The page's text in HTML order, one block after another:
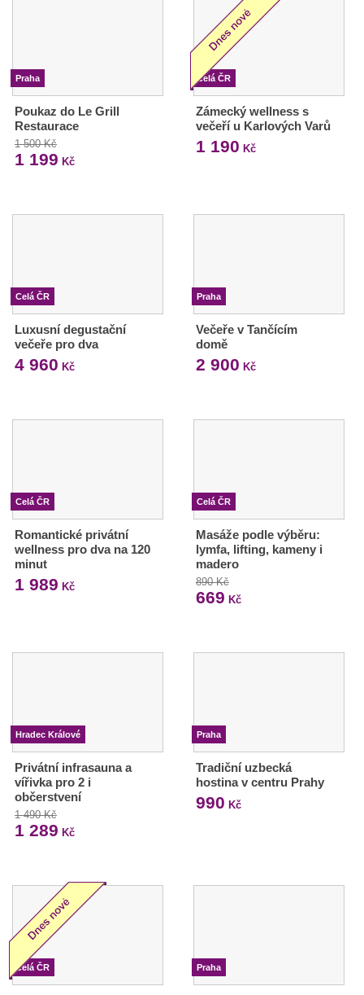
Praha
Poukaz do Le Grill
Restaurace
1 500 Kč
1 199 Kč
Celá ČR
Zámecký wellness s
večeří u Karlových Varů
1 190 Kč
Celá ČR
Luxusní degustační
večeře pro dva
4 960 Kč
Praha
Večeře v Tančícím
domě
2 900 Kč
Celá ČR
Romantické privátní
wellness pro dva na 120
minut
1 989 Kč
Celá ČR
Masáže podle výběru:
lymfa, lifting, kameny i
madero
890 Kč
669 Kč
Hradec Králové
Privátní infrasauna a
vířivka pro 2 i
občerstvení
1 490 Kč
1 289 Kč
Praha
Tradiční uzbecká
hostina v centru Prahy
990 Kč
Celá ČR Praha